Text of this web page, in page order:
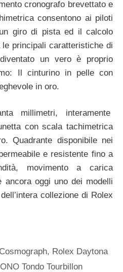
cronografo brevettato e
consentono ai piloti
giro di pista ed il calcolo
principali caratteristiche di
un vero è proprio
Il cinturino in pelle con
in oro.
millimetri, interamente
con scala tachimetrica
Quadrante disponibile nei
e resistente fino a
movimento a carica
ancora oggi uno dei modelli
collezione di Rolex
, Rolex Daytona
Tondo Tourbillon